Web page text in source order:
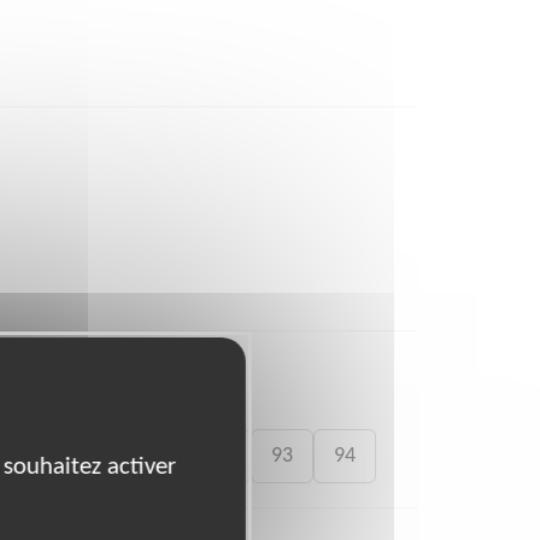
83 87 91 93 94
activer